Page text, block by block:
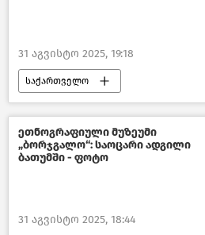
31 აგვისტო 2025, 19:18
საქართველო
პოლიტიკა საქართველოში
ქართული ოპოზიცია
ეთნოგრაფიული მუზეუმი
„ბორჯგალო“: საოცარი ადგილი
ბათუმში - ფოტო
31 აგვისტო 2025, 18:44